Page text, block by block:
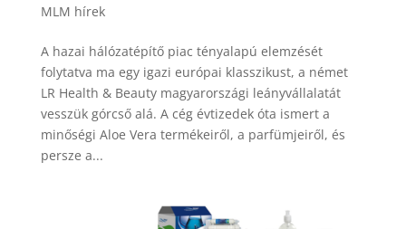
MLM hírek
A hazai hálózatépítő piac tényalapú elemzését
folytatva ma egy igazi európai klasszikust, a német
LR Health & Beauty magyarországi leányvállalatát
vesszük górcső alá. A cég évtizedek óta ismert a
minőségi Aloe Vera termékeiről, a parfümjeiről, és
persze a...